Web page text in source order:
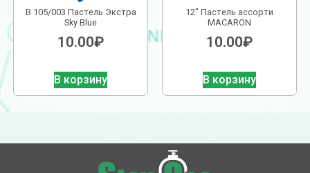
В 105/003 Пастель Экстра
Sky Blue
10.00₽
В корзину
12″ Пастель ассорти
MACARON
10.00₽
В корзину